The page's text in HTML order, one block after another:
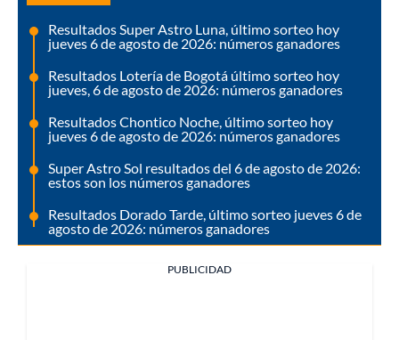
Resultados Super Astro Luna, último sorteo hoy
jueves 6 de agosto de 2026: números ganadores
Resultados Lotería de Bogotá último sorteo hoy
jueves, 6 de agosto de 2026: números ganadores
Resultados Chontico Noche, último sorteo hoy
jueves 6 de agosto de 2026: números ganadores
Super Astro Sol resultados del 6 de agosto de 2026:
estos son los números ganadores
Resultados Dorado Tarde, último sorteo jueves 6 de
agosto de 2026: números ganadores
PUBLICIDAD